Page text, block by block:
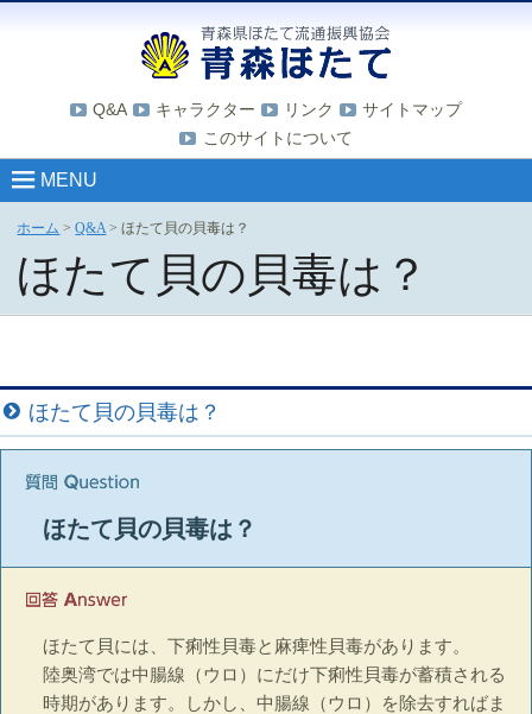
Q&A キャラクター リンク
サイトマップ
このサイトについて
MENU
ホーム >Q&A>ほたて貝の貝毒は？
ほたて貝の貝毒は？
ほたて貝の貝毒は？
ほたて貝の貝毒は？
ほたて貝には、下痢性貝毒と麻痺性貝毒があります。
陸奥湾では中腸線（ウロ）にだけ下痢性貝毒が蓄積される
時期があります。しかし、中腸線（ウロ）を除去すればま